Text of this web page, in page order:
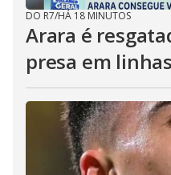
DO R7/HÁ 18 MINUTOS
Arara é
presa em